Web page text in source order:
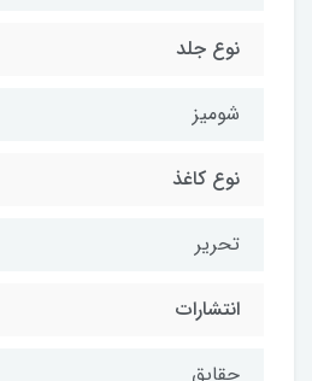
نوع جلد
شومیز
نوع کاغذ
تحریر
انتشارات
حقایق